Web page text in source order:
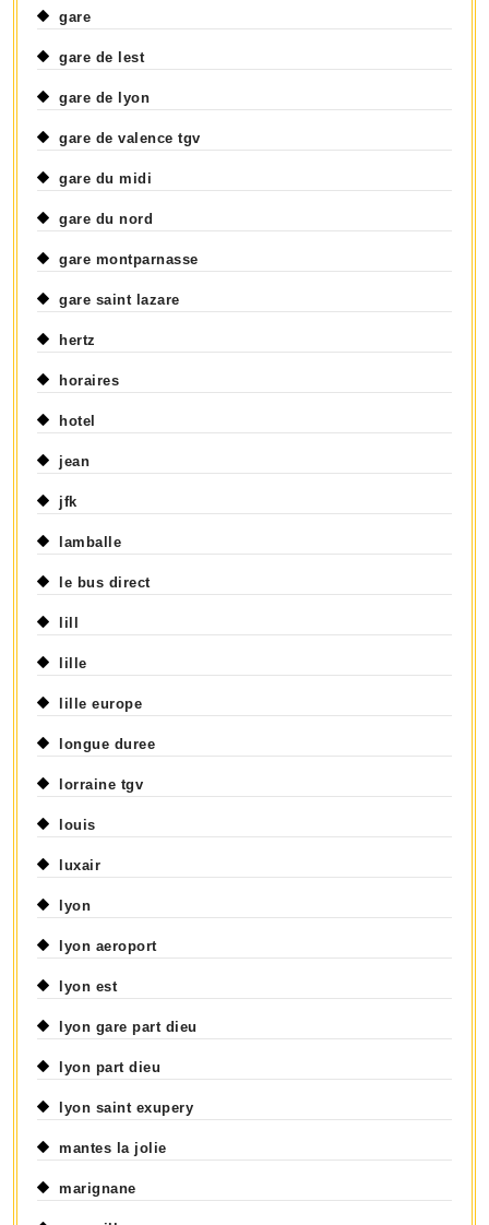
gare
gare de lest
gare de lyon
gare de valence tgv
gare du midi
gare du nord
gare montparnasse
gare saint lazare
hertz
horaires
hotel
jean
jfk
lamballe
le bus direct
lill
lille
lille europe
longue duree
lorraine tgv
louis
luxair
lyon
lyon aeroport
lyon est
lyon gare part dieu
lyon part dieu
lyon saint exupery
mantes la jolie
marignane